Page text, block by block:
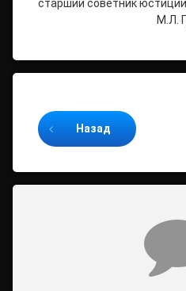
старший советник
М.Л.
Назад